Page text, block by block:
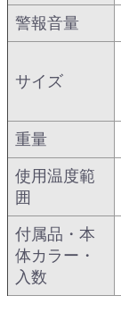
警報音量
サイズ
重量
使用温度範
囲
付属品・本
体カラー・
入数